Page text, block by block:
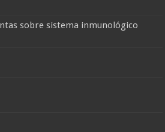
sobre sistema inmunológico